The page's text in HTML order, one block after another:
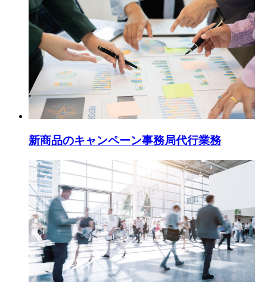
新商品のキャンペーン事務局代行業務